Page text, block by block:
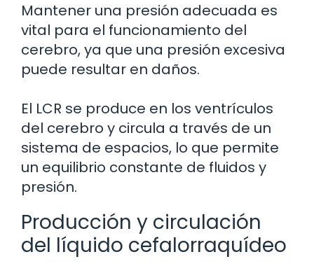
Mantener una presión adecuada es
vital para el funcionamiento del
cerebro, ya que una presión excesiva
puede resultar en daños.
El LCR se produce en los ventrículos
del cerebro y circula a través de un
sistema de espacios, lo que permite
un equilibrio constante de fluidos y
presión.
Producción y circulación
del líquido cefalorraquídeo